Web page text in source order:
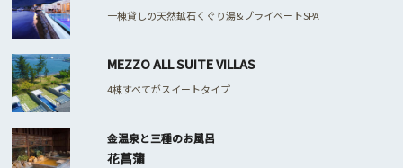
一棟貸しの天然鉱石くぐり湯&プライベートSPA
MEZZO ALL SUITE VILLAS
4棟すべてがスイートタイプ
金温泉と三種のお風呂
花菖蒲